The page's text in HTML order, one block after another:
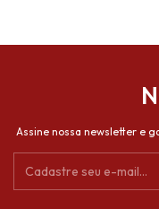
Assine nossa newsletter e